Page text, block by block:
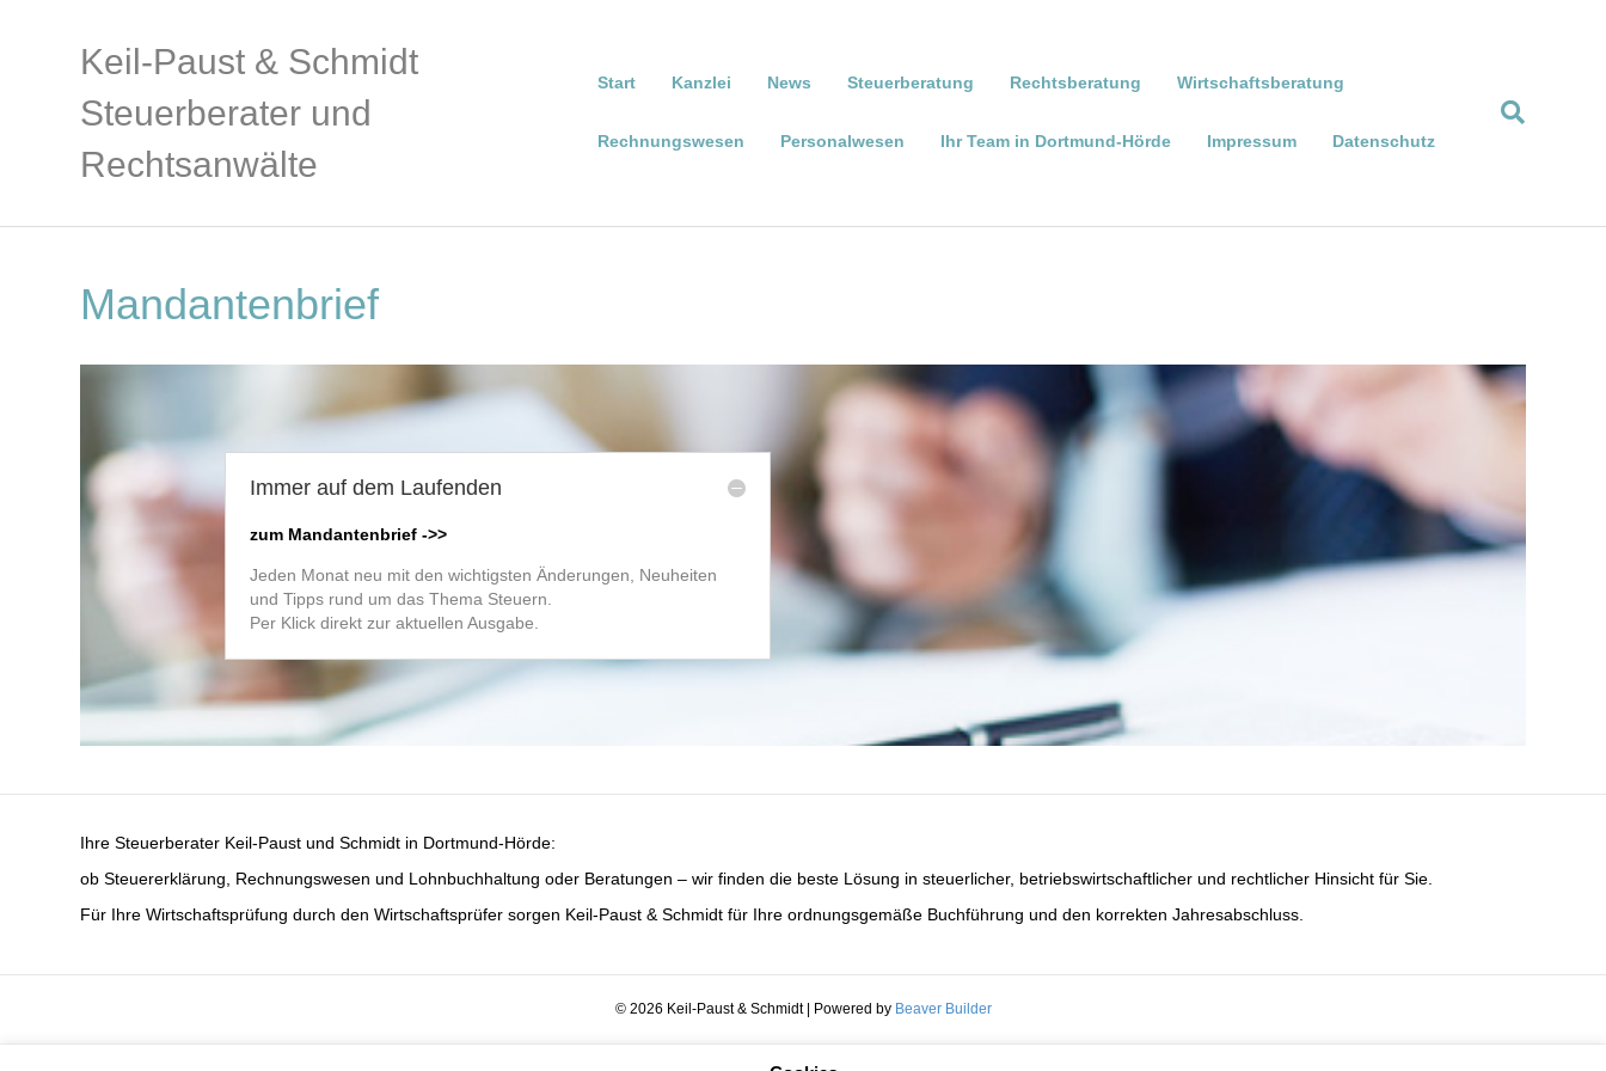
Keil-Paust & Schmidt
Steuerberater und
Rechtsanwälte
Start Kanzlei News Steuerberatung Rechtsberatung Wirtschaftsberatung
Rechnungswesen Personalwesen Ihr Team in Dortmund-Hörde Impressum Datenschutz
Mandantenbrief
Immer auf dem Laufenden
zum Mandantenbrief ->>
Jeden Monat neu mit den wichtigsten Änderungen, Neuheiten
und Tipps rund um das Thema Steuern.
Per Klick direkt zur aktuellen Ausgabe.
Ihre Steuerberater Keil-Paust und Schmidt in Dortmund-Hörde:
ob Steuererklärung, Rechnungswesen und Lohnbuchhaltung oder Beratungen – wir finden die beste Lösung in steuerlicher, betriebswirtschaftlicher und rechtlicher Hinsicht für Sie.
Für Ihre Wirtschaftsprüfung durch den Wirtschaftsprüfer sorgen Keil-Paust & Schmidt für Ihre ordnungsgemäße Buchführung und den korrekten Jahresabschluss.
© 2026 Keil-Paust & Schmidt Powered by Beaver Builder